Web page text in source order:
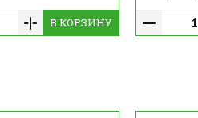
В КОРЗИНУ